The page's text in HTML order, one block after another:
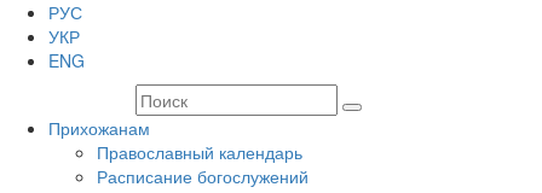
РУС
УКР
ENG
Прихожанам
Православный календарь
Расписание богослужений